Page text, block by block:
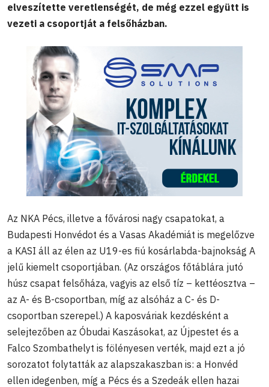
elveszítette veretlenségét, de még ezzel együtt is
vezeti a csoportját a felsőházban.
Az NKA Pécs, illetve a fővárosi nagy csapatokat, a
Budapesti Honvédot és a Vasas Akadémiát is megelőzve
a KASI áll az élen az U19-es fiú kosárlabda-bajnokság A
jelű kiemelt csoportjában. (Az országos főtáblára jutó
húsz csapat felsőháza, vagyis az első tíz – kettéosztva –
az A- és B-csoportban, míg az alsóház a C- és D-
csoportban szerepel.) A kaposváriak kezdésként a
selejtezőben az Óbudai Kaszásokat, az Újpestet és a
Falco Szombathelyt is fölényesen verték, majd ezt a jó
sorozatot folytatták az alapszakaszban is: a Honvéd
ellen idegenben, míg a Pécs és a Szedeák ellen hazai